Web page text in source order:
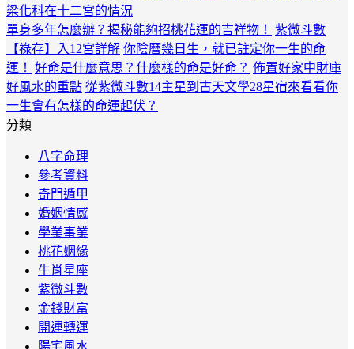
梁化科在十二宮的情況
單身多年怎麼辦？揭秘能夠招桃花運的吉祥物！
紫微斗數
【祿存】入12宮詳解 你陰曆幾日生，就已註定你一生的命
運！
好命是什麼意思？什麼樣的命是好命？ 佈置好家中財庫
好風水的重點 從紫微斗數14主星到古天文學28星宿來看看你
一生會有怎樣的命運起伏？
分類
八字命理
參考資料
奇門遁甲
婚姻情感
學業事業
桃花姻緣
生肖星座
紫微斗數
金錢財富
開運轉運